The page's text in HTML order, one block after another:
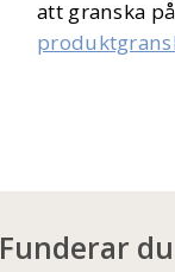
att granska på
Funderar